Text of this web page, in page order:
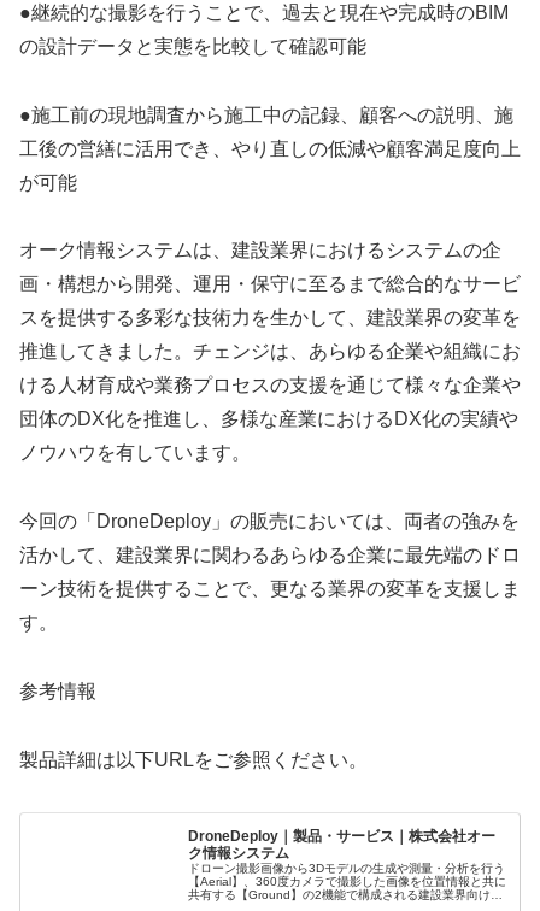
●継続的な撮影を行うことで、過去と現在や完成時のBIM
の設計データと実態を比較して確認可能
●施工前の現地調査から施工中の記録、顧客への説明、施
工後の営繕に活用でき、やり直しの低減や顧客満足度向上
が可能
オーク情報システムは、建設業界におけるシステムの企
画・構想から開発、運用・保守に至るまで総合的なサービ
スを提供する多彩な技術力を生かして、建設業界の変革を
推進してきました。チェンジは、あらゆる企業や組織にお
ける人材育成や業務プロセスの支援を通じて様々な企業や
団体のDX化を推進し、多様な産業におけるDX化の実績や
ノウハウを有しています。
今回の「DroneDeploy」の販売においては、両者の強みを
活かして、建設業界に関わるあらゆる企業に最先端のドロ
ーン技術を提供することで、更なる業界の変革を支援しま
す。
参考情報
製品詳細は以下URLをご参照ください。
DroneDeploy｜製品・サービス｜株式会社オー
ク情報システム
ドローン撮影画像から3Dモデルの⽣成や測量・分析を行う
【Aerial】、360度カメラで撮影した画像を位置情報と共に
共有する【Ground】の2機能で構成される建設業界向け統